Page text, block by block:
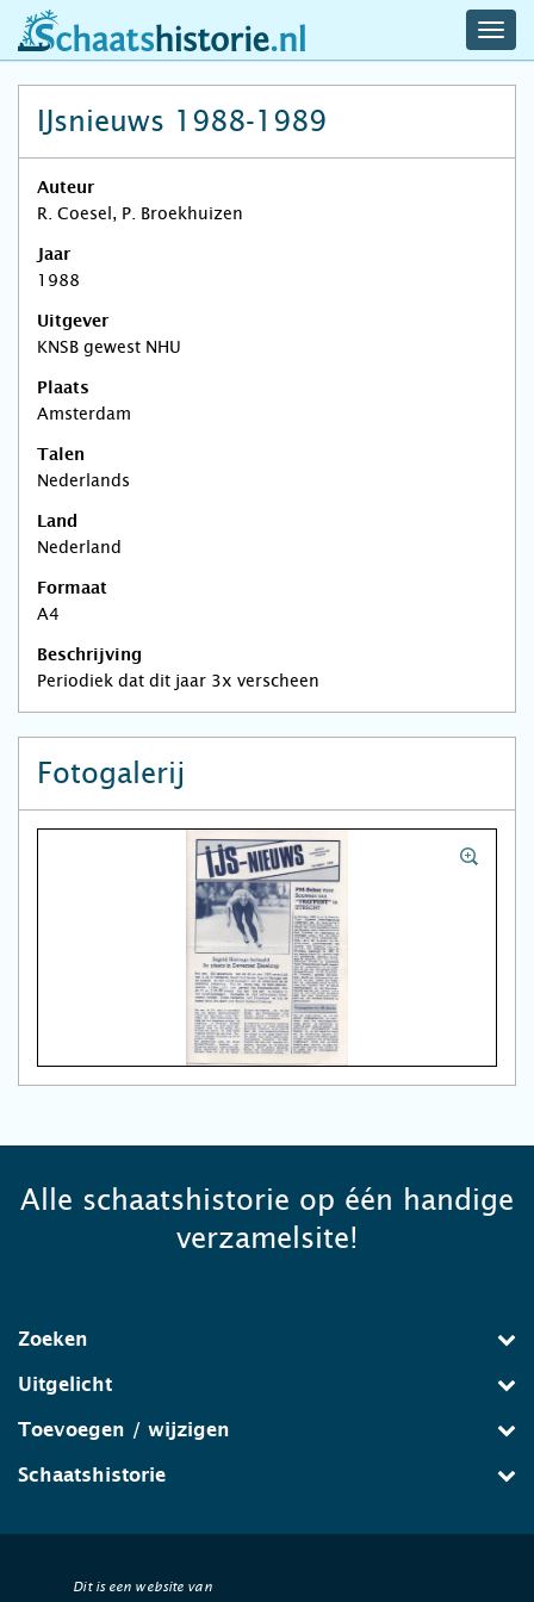
schaatshistorie.nl
IJsnieuws 1988-1989
Auteur
R. Coesel, P. Broekhuizen
Jaar
1988
Uitgever
KNSB gewest NHU
Plaats
Amsterdam
Talen
Nederlands
Land
Nederland
Formaat
A4
Beschrijving
Periodiek dat dit jaar 3x verscheen
Fotogalerij
Alle schaatshistorie op één handige
verzamelsite!
Zoeken
Uitgelicht
Toevoegen / wijzigen
Schaatshistorie
Dit is een website van